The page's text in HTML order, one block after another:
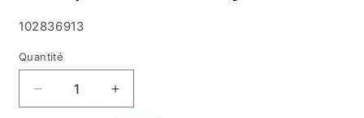
SKU:
102836913
Quantité
Réduire
la
Augmenter
la